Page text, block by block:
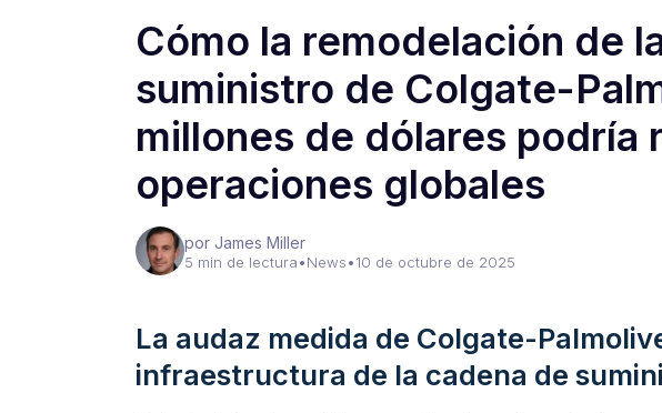
Cómo la remodelación de
suministro de Colgate-
millones de dólares podría
operaciones globales
por James Miller
5 min de lectura•News•10 de octubre de 2025
La audaz medida de Colgate-
infraestructura de la cadena de